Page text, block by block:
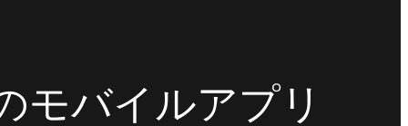
モバイルアプリ